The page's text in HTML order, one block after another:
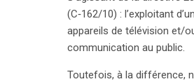
Cependant, un aspect
radiodiffusion, limité
moyennant paiement
mondiale de la
dans un établissement
(C‑162/10) : l’exploitant
appareils de télévision et/
communication au public.
Toutefois, à la différence,